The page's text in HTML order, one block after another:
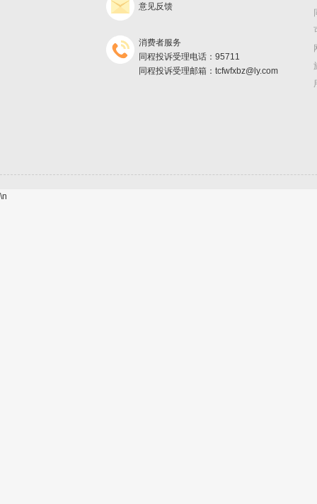
意见反馈
消费者服务
同程投诉受理电话：95711
同程投诉受理邮箱：tcfwfxbz@ly.com
\n